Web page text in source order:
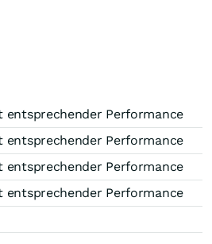
entsprechender Performance
entsprechender Performance
entsprechender Performance
entsprechender Performance